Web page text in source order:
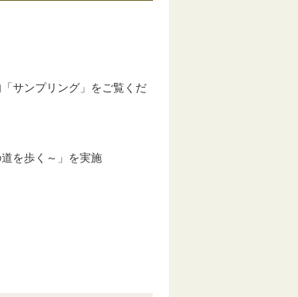
サンプリング」をご覧くだ
を歩く～」を実施